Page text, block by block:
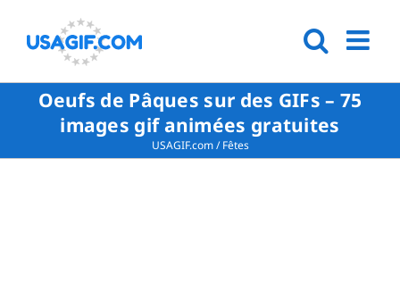
Oeufs de Pâques sur des GIFs – 75
images gif animées gratuites
USAGIF.com/Fêtes